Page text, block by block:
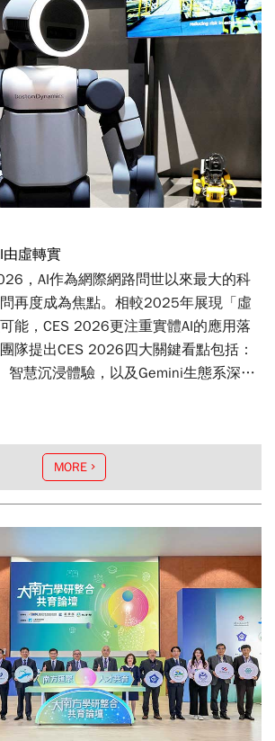
虛轉實
，AI作為網際網路問世以來最大的科
再度成為焦點。相較2025年展現「虛
能，CES 2026更注重實體AI的應用落
隊提出CES 2026四大關鍵看點包括：
智慧沉浸體驗，以及Gemini生態系深入
MORE